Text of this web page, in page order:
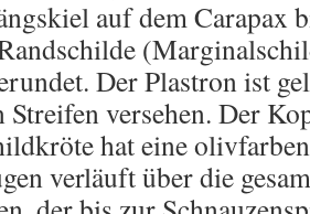
auf dem Carapax
Der Plastron ist
Streifen versehen. Der
hat eine
verläuft über die